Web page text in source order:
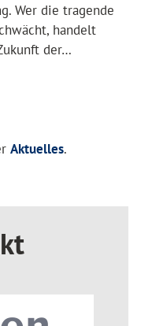
Wer die tragende
handelt
der…
Aktuelles.